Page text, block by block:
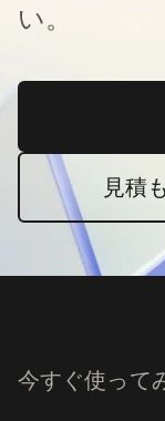
い。
見積
今すぐ使って